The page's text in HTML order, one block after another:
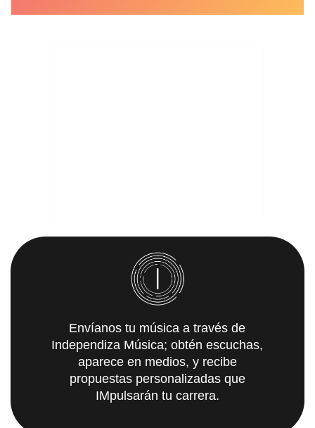
Envíanos tu música a través de
Independiza Música; obtén escuchas,
aparece en medios, y recibe
propuestas personalizadas que
IMpulsarán tu carrera.